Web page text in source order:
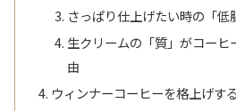
さっぱり仕上げたい時の「低
生クリームの「質」がコーヒ
由
ウィンナーコーヒーを格上げす